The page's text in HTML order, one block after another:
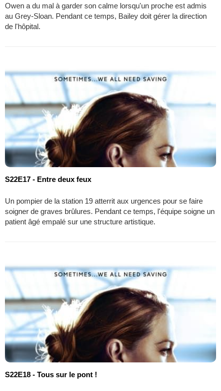
Owen a du mal à garder son calme lorsqu'un proche est admis
au Grey-Sloan. Pendant ce temps, Bailey doit gérer la direction
de l'hôpital.
S22E17 - Entre deux feux
Un pompier de la station 19 atterrit aux urgences pour se faire
soigner de graves brûlures. Pendant ce temps, l'équipe soigne un
patient âgé empalé sur une structure artistique.
S22E18 - Tous sur le pont !